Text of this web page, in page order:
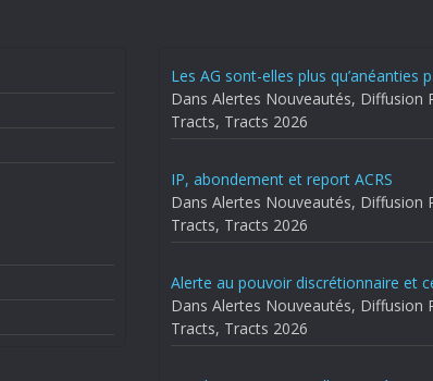
Les AG sont-elles plus qu’anéanties
Dans Alertes Nouveautés, Diffusion
Tracts, Tracts 2026
IP, abondement et report ACRS
Dans Alertes Nouveautés, Diffusion
Tracts, Tracts 2026
Alerte au pouvoir discrétionnaire et
Dans Alertes Nouveautés, Diffusion
Tracts, Tracts 2026